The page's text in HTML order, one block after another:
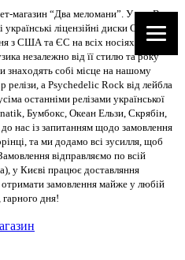
магазин “Два меломани”. У нас Ви
ліцензійні диски CD, DVD,
з США та ЄС на всіх носіях. В
незалежно від її стилю та року
знаходять собі місце на нашому
релізи, а Psychedelic Rock від лейбла
останніми релізами української
Бумбокс, Океан Ельзи, Скрябін,
нас із запитанням щодо замовлення
та ми додамо всі зусилля, щоб
відправляємо по всій
у Києві працює доставляння
замовлення майже у любій
гарного дня!